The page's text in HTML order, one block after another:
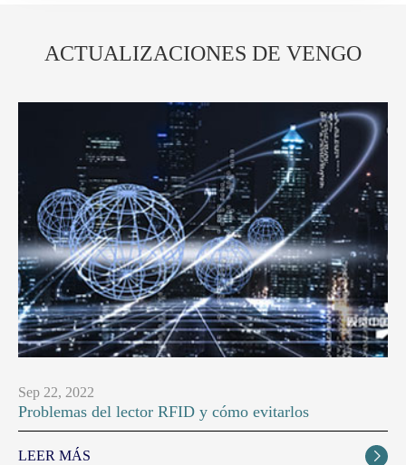
ACTUALIZACIONES DE VENGO
Sep 22, 2022
Problemas del lector RFID y cómo evitarlos
LEER MÁS 